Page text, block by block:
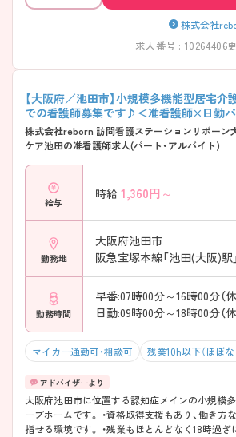
株式会社
求人番号 : 10264406
【大阪府／池田市】小規模多機能型居宅介
での看護師募集です♪＜准看護師×日勤
株式会社reborn 訪問看護ステーションリボー
ケア池田の准看護師求人(パート・アルバイト)
給与
時給 1,360円～
勤務地
大阪府池田市
阪急宝塚本線「池田(大阪)駅
勤務時間
早番:07時00分～16時00分（
日勤:09時00分～18時00分（
マイカー通勤可・相談可 残業10h以下（ほぼな
大阪府池田市に位置する認知症メインの小規模
ープホームです。 ・資格取得支援もあり、働き方ながらスキルアップも目
指せる環境です。 ・残業もほとんどなく18時過ぎには全員退社されてい